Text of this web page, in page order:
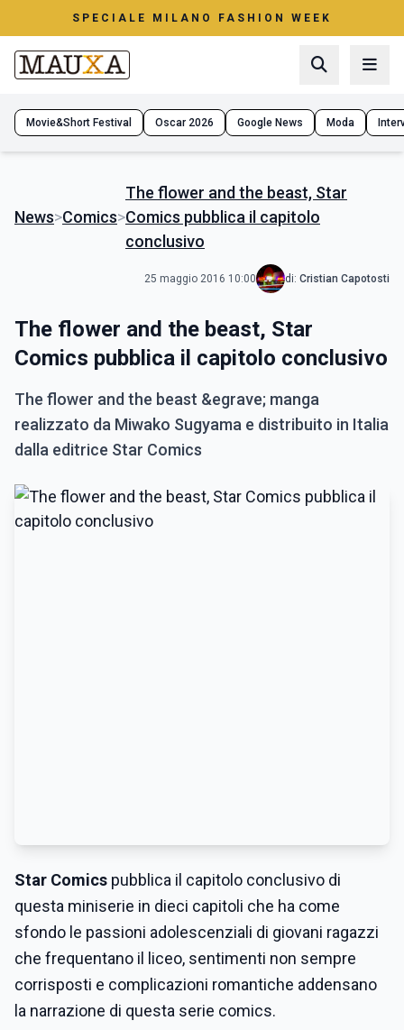
SPECIALE MILANO FASHION WEEK
Movie&Short Festival Oscar 2026 Google News Moda
News>Comics>
The flower and the beast, Star
Comics pubblica il capitolo
conclusivo
25 maggio 2016 10:00 di: Cristian Capotosti
The flower and the beast, Star
Comics pubblica il capitolo conclusivo
The flower and the beast &egrave; manga
realizzato da Miwako Sugyama e distribuito in Italia
dalla editrice Star Comics
Star Comics pubblica il capitolo conclusivo di
questa miniserie in dieci capitoli che ha come
sfondo le passioni adolescenziali di giovani ragazzi
che frequentano il liceo, sentimenti non sempre
corrisposti e complicazioni romantiche addensano
la narrazione di questa serie comics.